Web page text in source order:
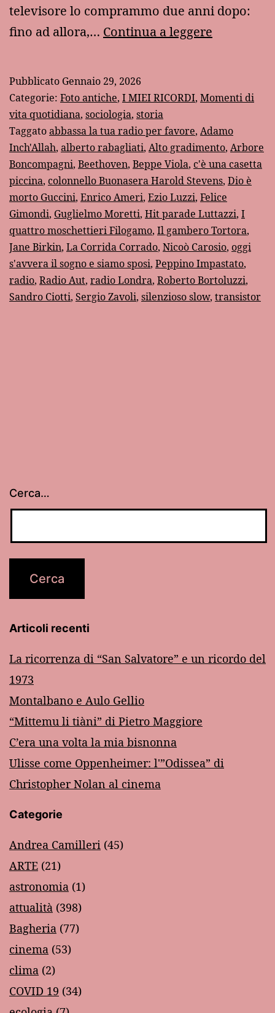
televisore lo comprammo due anni dopo:
fino ad allora,… Continua a leggere
della
Pubblicato Gennaio 29, 2026
Categorie: Foto antiche, I MIEI RICORDI, Momenti di
vita quotidiana, sociologia, storia
Taggatoabbassa la tua radio per favore, Adamo
Inch'Allah, alberto rabagliati, Alto gradimento, Arbore
Boncompagni, Beethoven, Beppe Viola, c'è una casetta
piccina, colonnello Buonasera Harold Stevens, Dio è
morto Guccini, Enrico Ameri, Ezio Luzzi, Felice
Gimondi, Guglielmo Moretti, Hit parade Luttazzi, I
quattro moschettieri Filogamo, Il gambero Tortora,
Jane Birkin, La Corrida Corrado, Nicoò Carosio, oggi
s'avvera il sogno e siamo sposi, Peppino Impastato,
radio, Radio Aut, radio Londra, Roberto Bortoluzzi,
Sandro Ciotti, Sergio Zavoli, silenzioso slow, transistor
Cerca…
Articoli recenti
La ricorrenza di “San Salvatore” e un ricordo del
1973
Montalbano e Aulo Gellio
“Mittemu li tiàni” di Pietro Maggiore
C’era una volta la mia bisnonna
Ulisse come Oppenheimer: l'”Odissea” di
Christopher Nolan al cinema
Categorie
Andrea Camilleri (45)
ARTE (21)
astronomia (1)
attualità (398)
Bagheria (77)
cinema (53)
clima (2)
COVID 19 (34)